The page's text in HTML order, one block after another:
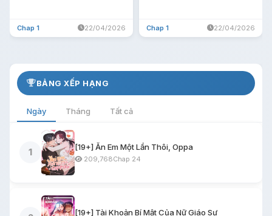
Chap 1 22/04/2026 Chap 1 22/04/2026
BẢNG XẾP HẠNG
Ngày Tháng Tất cả
1
[19+] Ăn Em Một Lần Thôi, Oppa
209,768Chap 24
[19+] Tài Khoản Bí Mật Của Nữ Giáo Sư